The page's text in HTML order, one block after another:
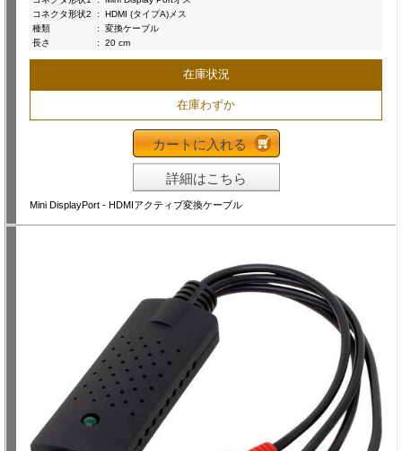
コネクタ形状2
:
HDMI (タイプA)メス
種類
:
変換ケーブル
長さ
: 20 cm
在庫状況
在庫わずか
カートに入れる
詳細はこちら
Mini DisplayPort - HDMIアクティブ変換ケーブル